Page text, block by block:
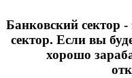
Банковский сектор
сектор. Если вы
хорошо